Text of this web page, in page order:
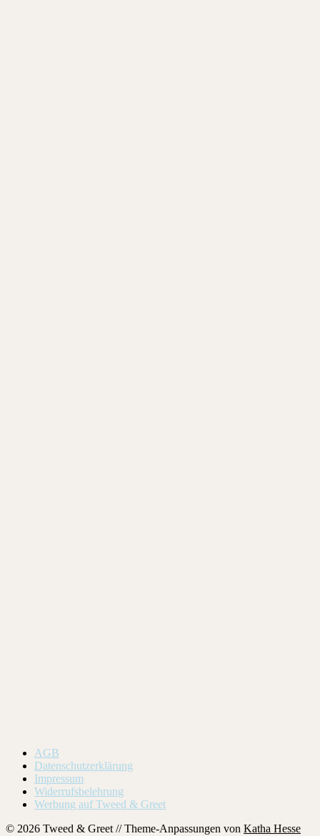
AGB
Datenschutzerklärung
Impressum
Widerrufsbelehrung
Werbung auf Tweed & Greet
© 2026 Tweed & Greet // Theme-Anpassungen von Katha Hesse